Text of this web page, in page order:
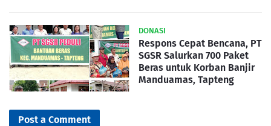
DONASI
Respons Cepat Bencana, PT
SGSR Salurkan 700 Paket
Beras untuk Korban Banjir
Manduamas, Tapteng
Post a Comment